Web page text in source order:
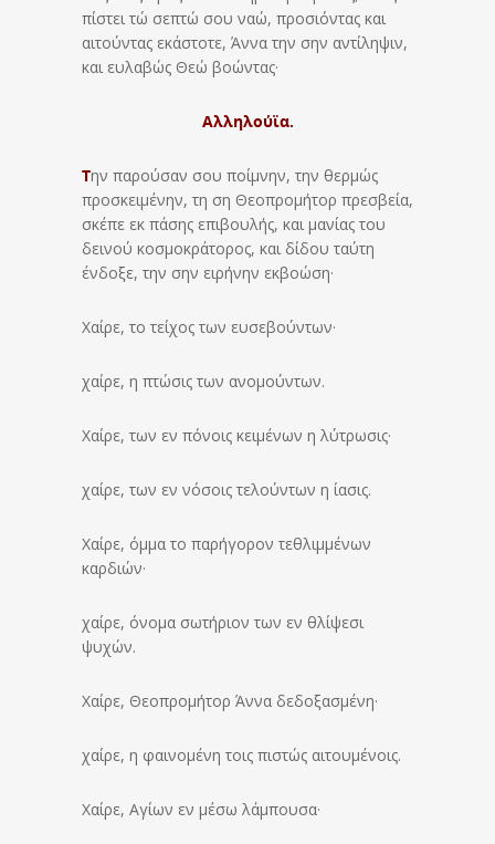
πίστει τώ σεπτώ σου ναώ, προσιόντας και
αιτούντας εκάστοτε, Άννα την σην αντίληψιν,
και ευλαβώς Θεώ βοώντας·
Αλληλούϊα.
Την παρούσαν σου ποίμνην, την θερμώς
προσκειμένην, τη ση Θεοπρομήτορ πρεσβεία,
σκέπε εκ πάσης επιβουλής, και μανίας του
δεινού κοσμοκράτορος, και δίδου ταύτη
ένδοξε, την σην ειρήνην εκβοώση·
Χαίρε, το τείχος των ευσεβούντων·
χαίρε, η πτώσις των ανομούντων.
Χαίρε, των εν πόνοις κειμένων η λύτρωσις·
χαίρε, των εν νόσοις τελούντων η ίασις.
Χαίρε, όμμα το παρήγορον τεθλιμμένων
καρδιών·
χαίρε, όνομα σωτήριον των εν θλίψεσι
ψυχών.
Χαίρε, Θεοπρομήτορ Άννα δεδοξασμένη·
χαίρε, η φαινομένη τοις πιστώς αιτουμένοις.
Χαίρε, Αγίων εν μέσω λάμπουσα·